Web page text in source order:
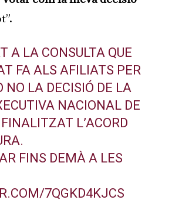
A LA CONSULTA QUE
FA ALS AFILIATS PER
NO LA DECISIÓ DE LA
NACIONAL DE
L’ACORD
FINS DEMÀ A LES
7QGKD4KJCS